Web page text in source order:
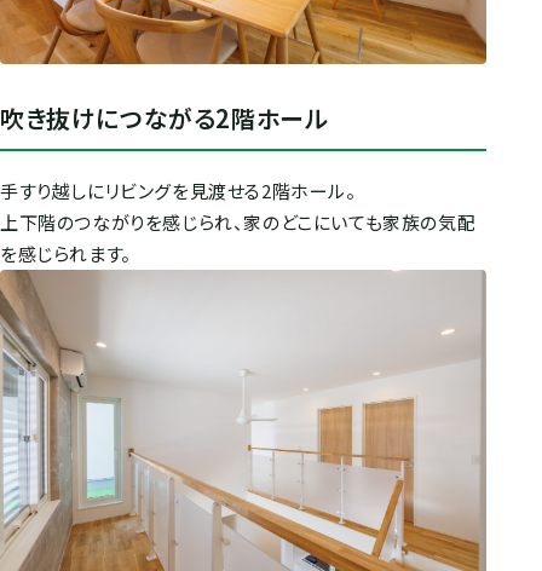
吹き抜けにつながる2階ホール
手すり越しにリビングを見渡せる2階ホール。
上下階のつながりを感じられ、家のどこにいても家族の気配
を感じられます。